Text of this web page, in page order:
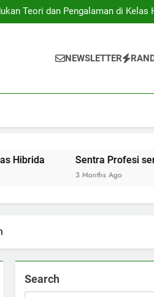
untuk
Teori dan Pengalaman di Kelas
Siswa: Jembatan Ke Kesuksesan
untuk
Teori dan Pengalaman di Kelas
Siswa: Jembatan Ke Kesuksesan
NEWSLETTER
Sentra Profesi serta
Search